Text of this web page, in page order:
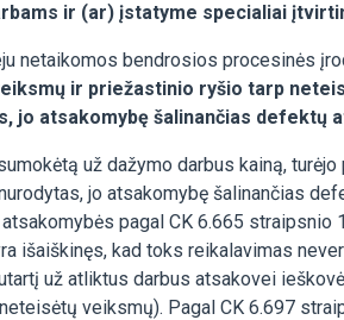
ir (ar) įstatyme specialiai
netaikomos bendrosios procesinės
ir priežastinio ryšio tarp
jo atsakomybę šalinančias defektų
už dažymo darbus kainą,
jo atsakomybę šalinančias
pagal CK 6.665 straipsnio
išaiškinęs, kad toks reikalavimas
už atliktus darbus atsakovei
veiksmų). Pagal CK 6.697